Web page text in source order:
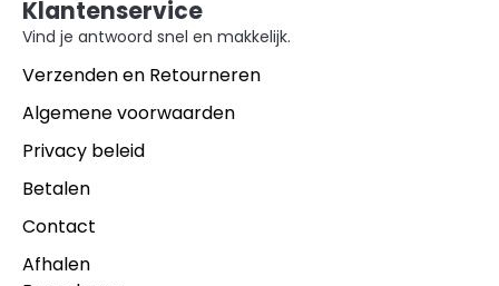
Klantenservice
Vind je antwoord snel en makkelijk.
Verzenden en Retourneren
Algemene voorwaarden
Privacy beleid
Betalen
Contact
Afhalen